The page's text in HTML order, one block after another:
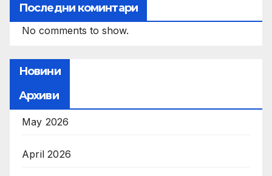
Последни коминтари
No comments to show.
Новини
Архиви
May 2026
April 2026